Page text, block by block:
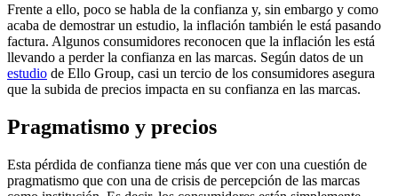
Frente a ello, poco se habla de la confianza y, sin embargo y como
acaba de demostrar un estudio, la inflación también le está pasando
factura. Algunos consumidores reconocen que la inflación les está
llevando a perder la confianza en las marcas. Según datos de un
estudio de Ello Group, casi un tercio de los consumidores asegura
que la subida de precios impacta en su confianza en las marcas.
Pragmatismo y precios
Esta pérdida de confianza tiene más que ver con una cuestión de
pragmatismo que con una de crisis de percepción de las marcas